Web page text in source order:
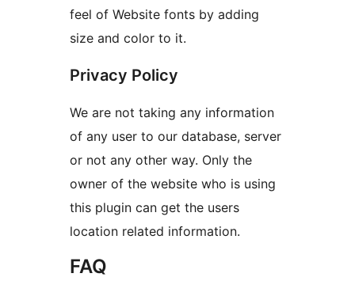
feel of Website fonts by adding
size and color to it.
Privacy Policy
We are not taking any information
of any user to our database, server
or not any other way. Only the
owner of the website who is using
this plugin can get the users
location related information.
FAQ